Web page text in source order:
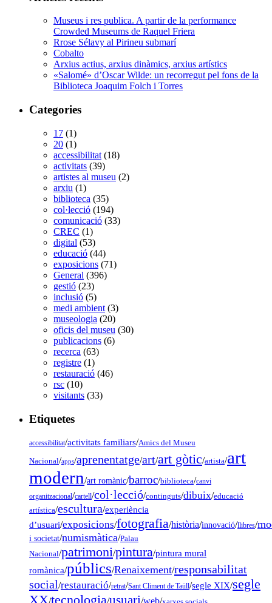
Museus i res publica. A partir de la performance
Crowded Museums de Raquel Friera
Rrose Sélavy al Pirineu submarí
Cobalto
Arxius actius, arxius dinàmics, arxius artístics
«Salomé» d’Oscar Wilde: un recorregut pel fons de la
Biblioteca Joaquim Folch i Torres
Categories
17 (1)
20 (1)
accessibilitat (18)
activitats (39)
artistes al museu (2)
arxiu (1)
biblioteca (35)
col·lecció (194)
comunicació (33)
CREC (1)
digital (53)
educació (44)
exposicions (71)
General (396)
gestió (23)
inclusió (5)
medi ambient (3)
museologia (20)
oficis del museu (30)
publicacions (6)
recerca (63)
registre (1)
restauració (46)
rsc (10)
visitants (33)
Etiquetes
accessibilitat/activitats familiars/Amics del Museu
Nacional/apps/aprenentatge/art/art gòtic/artista/art
modern/art romànic/barroc/biblioteca/canvi
organitzacional/cartell/col·lecció/continguts/dibuix/educació
artística/escultura/experiència
d’usuari/exposicions/fotografia/història/innovació/llibres/
i societat/numismàtica/Palau
Nacional/patrimoni/pintura/pintura mural
romànica/públics/Renaixement/responsabilitat
social/restauració/retrat/Sant Climent de Taüll/segle XIX/segle
tecnologia